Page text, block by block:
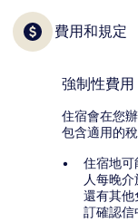
費用和規定
強制性費用
住宿會在您
包含適用的稅
住宿地可
人每晚
還有其他
訂確認信